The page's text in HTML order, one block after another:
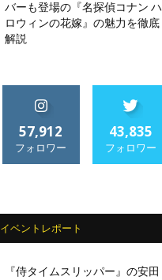
バーも登場の『名探偵コナン ハ
ロウィンの花嫁』の魅力を徹底
解説
57,912
フォロワー
43,835
フォロワー
イベントレポート
『侍タイムスリッパー』の安田